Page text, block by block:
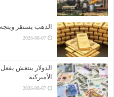
الذهب يستقر
2026-08-07
الدولار ينتعش
الأميركية
2026-08-07